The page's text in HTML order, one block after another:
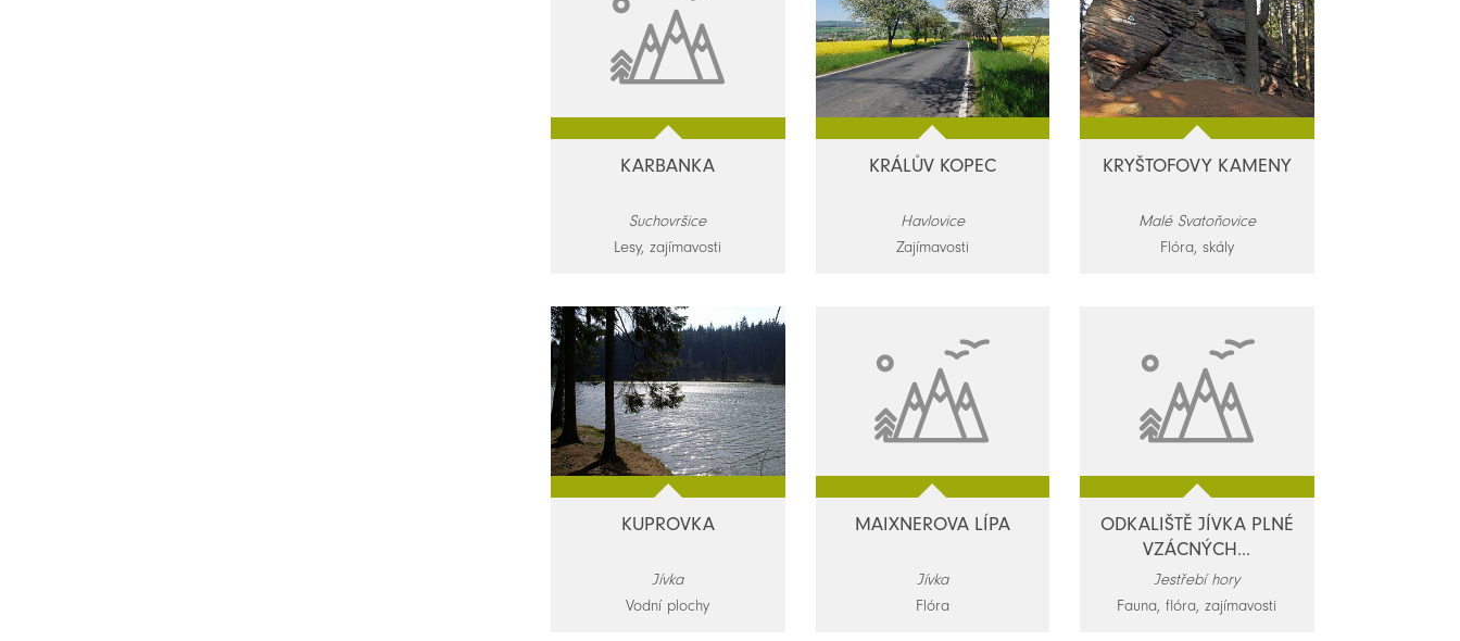
KARBANKA
Suchovršice
Lesy, zajímavosti
KRÁLŮV KOPEC
Havlovice
Zajímavosti
KRYŠTOFOVY KAMENY
Malé Svatoňovice
Flóra, skály
KUPROVKA
Jívka
Vodní plochy
MAIXNEROVA LÍPA
Jívka
Flóra
ODKALIŠTĚ JÍVKA PLNÉ
VZÁCNÝCH...
Jestřebí hory
Fauna, flóra, zajímavosti